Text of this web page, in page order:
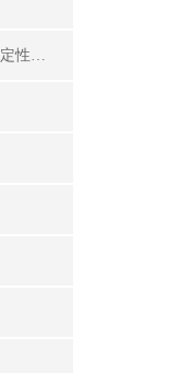
电动自行车头盔固定装置稳定性测试仪